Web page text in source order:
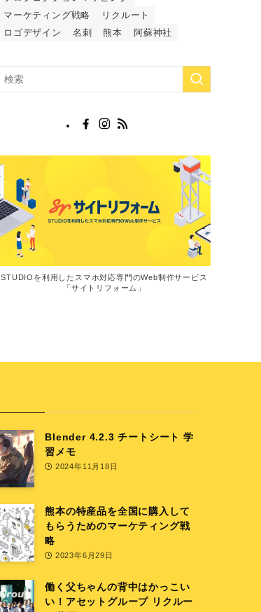
マーケティング戦略
リクルート
ロゴデザイン
名刺 熊本 阿蘇神社
STUDIOを利用したスマホ対応専門のWeb制作サービス
「サイトリフォーム」
Blender 4.2.3 チートシート 学
習メモ
2024年11月18日
熊本の特産品を全国に購入して
もらうためのマーケティング戦
略
2023年6月29日
働く父ちゃんの背中はかっこい
い！アセットグループ リクルー